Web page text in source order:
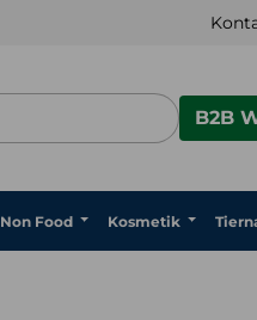
B2B
Non Food Kosmetik